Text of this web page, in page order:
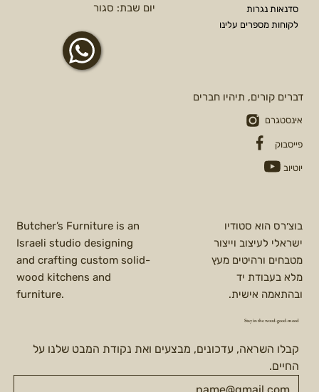
סדנאות נגרות
לקוחות מספרים עלינו
יום שבת: סגור
דברים קורים, תיהיו חברים
אינסטגרם
פייסבוק
יוטיוב
Butcher’s Furniture is an
Israeli studio designing
and crafting custom solid-
wood kitchens and
furniture.
בוצ׳רס הוא סטודיו
ישראלי לעיצוב וייצור
מטבחים ורהיטים מעץ
מלא בעבודת יד
ובהתאמה אישית.
Stay in the wood-good-mood
החיים.